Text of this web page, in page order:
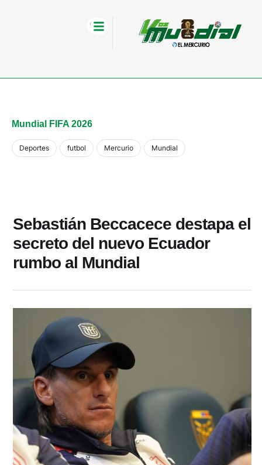
Mundial FIFA 2026
Deportes futbol Mercurio Mundial
Sebastián Beccacece destapa el
secreto del nuevo Ecuador
rumbo al Mundial